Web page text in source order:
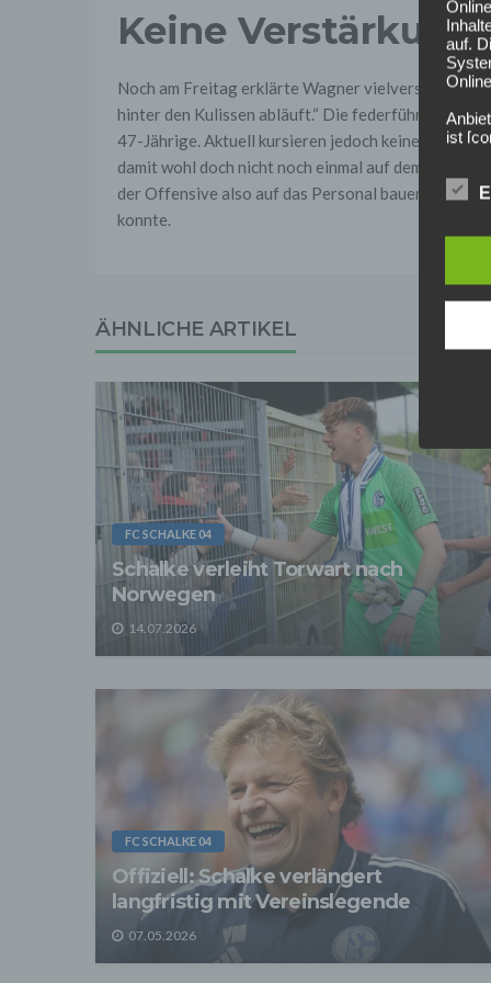
Keine
Noch am Freitag erklärte Wagner vielversprechend:
hinter den Kulissen abläuft.“ Die federführenden
47-Jährige. Aktuell kursieren jedoch keinerlei
damit wohl doch nicht noch einmal auf dem
der Offensive also auf das Personal bauen, das
konnte.
ÄHNLICHE ARTIKEL
FC SCHALKE 04
Schalke verleiht Torwart nach
Norwegen
14.07.2026
FC SCHALKE 04
Offiziell: Schalke verlängert
langfristig mit Vereinslegende
07.05.2026
auf.
ist
Für
2.
Wir
Wir
der
3.
Die
-
-
Wir